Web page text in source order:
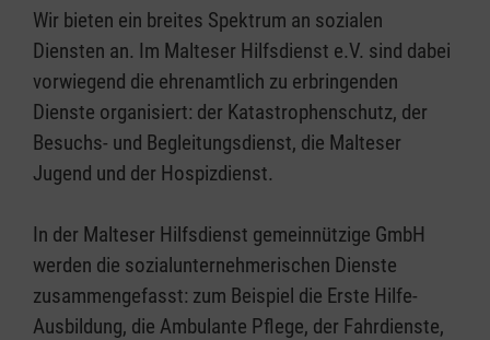
Wir bieten ein breites Spektrum an sozialen
Diensten an. Im Malteser Hilfsdienst e.V. sind dabei
vorwiegend die ehrenamtlich zu erbringenden
Dienste organisiert: der Katastrophenschutz, der
Besuchs- und Begleitungsdienst, die Malteser
Jugend und der Hospizdienst.
In der Malteser Hilfsdienst gemeinnützige GmbH
werden die sozialunternehmerischen Dienste
zusammengefasst: zum Beispiel die Erste Hilfe-
Ausbildung, die Ambulante Pflege, der Fahrdienste,